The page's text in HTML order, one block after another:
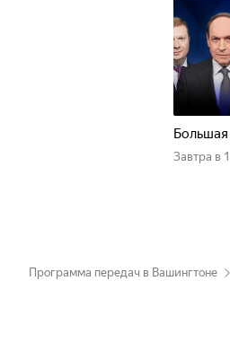
Большая
Завтра в
Программа передач в Вашингтоне